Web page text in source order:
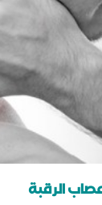
الرقبة